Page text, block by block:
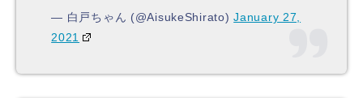
— 白戸ちゃん (@AisukeShirato)January 27,
2021